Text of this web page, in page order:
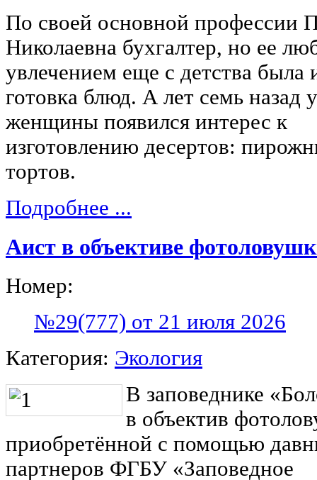
По своей основной профессии
Николаевна бухгалтер, но ее
увлечением еще с детства была
готовка блюд. А лет семь назад
женщины появился интерес к
изготовлению десертов:
тортов.
Подробнее ...
Аист в объективе
Номер:
№29(777) от 21 июля 2026
Категория: Экология
В заповеднике
в объектив
приобретённой с помощью
партнеров ФГБУ «Заповедное